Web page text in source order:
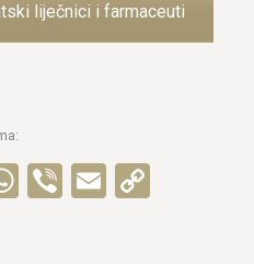
liječnici i farmaceuti
WhatsApp
ViberEmail